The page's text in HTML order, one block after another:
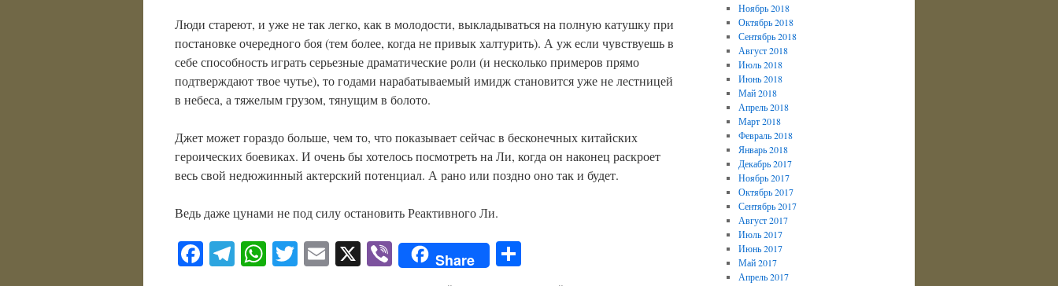
Люди стареют, и уже не так легко, как в молодости, выкладываться на полную катушку при
постановке очередного боя (тем более, когда не привык халтурить). А уж если чувствуешь в
себе способность играть серьезные драматические роли (и несколько примеров прямо
подтверждают твое чутье), то годами нарабатываемый имидж становится уже не лестницей
в небеса, а тяжелым грузом, тянущим в болото.
Джет может гораздо больше, чем то, что показывает сейчас в бесконечных китайских
героических боевиках. И очень бы хотелось посмотреть на Ли, когда он наконец раскроет
весь свой недюжинный актерский потенциал. А рано или поздно оно так и будет.
Ведь даже цунами не под силу остановить Реактивного Ли.
Facebook
Telegram
WhatsApp
Twitter
Email
X ViberShare
Ноябрь 2018
Октябрь 2018
Сентябрь 2018
Август 2018
Июль 2018
Июнь 2018
Май 2018
Апрель 2018
Март 2018
Февраль 2018
Январь 2018
Декабрь 2017
Ноябрь 2017
Октябрь 2017
Сентябрь 2017
Август 2017
Июль 2017
Июнь 2017
Май 2017
Апрель 2017